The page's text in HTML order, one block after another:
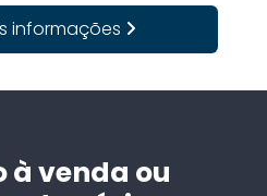
informações
venda ou